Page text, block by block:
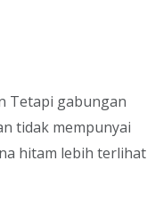
Tetapi gabungan
tidak mempunyai
hitam lebih terlihat